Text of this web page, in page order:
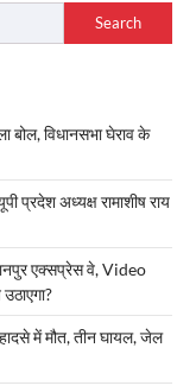
Search
बोल, विधानसभा घेराव के
प्रदेश अध्यक्ष रामाशीष राय
एक्सप्रेस वे, Video
में मौत, तीन घायल, जेल